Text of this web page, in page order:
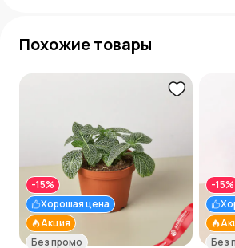
Похожие товары
Акция
Хорошая цена
-15%
Без промо
-15%
Без